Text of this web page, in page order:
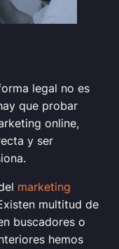
legal no es
que probar
online,
y ser
marketing
multitud de
buscadores o
hemos